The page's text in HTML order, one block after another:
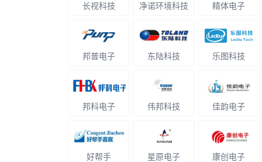
长视科技 净诺环境科技 精体电子
邦普电子 东陆科技 乐图科技
邦科电子 伟邦科技 佳韵电子
好帮手 星原电子 康创电子